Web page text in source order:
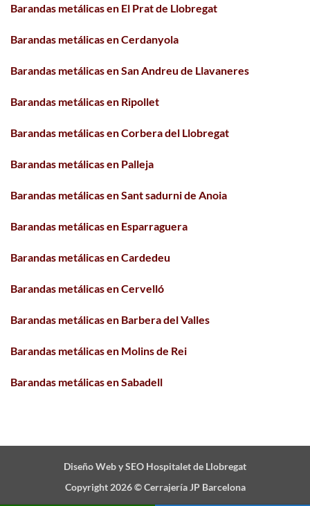
Barandas metálicas en El Prat de Llobregat
Barandas metálicas en Cerdanyola
Barandas metálicas en San Andreu de Llavaneres
Barandas metálicas en Ripollet
Barandas metálicas en Corbera del Llobregat
Barandas metálicas en Palleja
Barandas metálicas en Sant sadurni de Anoia
Barandas metálicas en Esparraguera
Barandas metálicas en Cardedeu
Barandas metálicas en Cervelló
Barandas metálicas en Barbera del Valles
Barandas metálicas en Molins de Rei
Barandas metálicas en Sabadell
Diseño Web y SEO Hospitalet de Llobregat
Copyright 2026 ©Cerrajería JP Barcelona